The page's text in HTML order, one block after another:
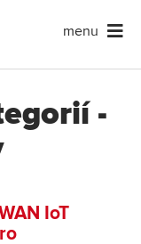
menu
-
IoT